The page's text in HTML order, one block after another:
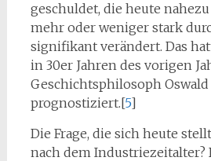
ge­schuldet, die heute
mehr oder weniger stark
signifikant ver­ändert. Das
in 30er Jahren des vorigen
Geschichtsphilosoph
prognostiziert.[5]
Die Frage, die sich heute
nach dem Industrie­zeitalter?